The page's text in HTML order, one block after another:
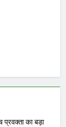
का बड़ा